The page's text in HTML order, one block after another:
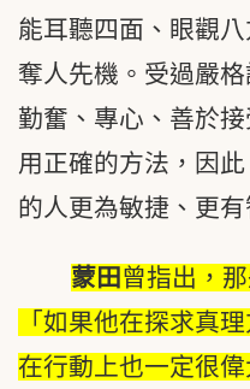
能耳聽四面、眼觀
奪人先機。受過嚴
勤奮、專心、善於
用正確的方法，因
的人更為敏捷、更
蒙田曾指出，
「如果他在探求真
在行動上也一定很